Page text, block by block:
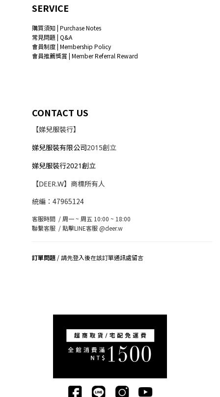
SERVICE
購買須知 | Purchase Notes
常見問題 | Q&A
會員制度 | Membership Policy
會員推薦獎賞 | Member Referral Reward
CONTACT US
【娣兒服裝行】
娣兒服裝有限公司2015創立
娣兒服裝行2021創立
【DEER.W】商標所有人
統編：47965124
客服時間 / 周一 ~ 周五 10:00 ~ 18:00
聯繫客服 /點擊LINE客服 @deer.w
訂單問題 / 請先登入後在該訂單通訊處留言